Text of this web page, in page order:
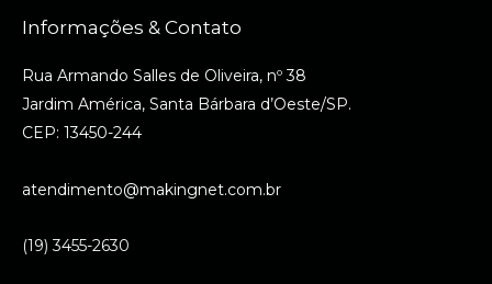
Informações & Contato
Rua Armando Salles de Oliveira, nº 38
Jardim América, Santa Bárbara d’Oeste/SP.
CEP: 13450-244
atendimento@makingnet.com.br
(19) 3455-2630